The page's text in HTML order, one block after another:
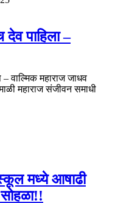
देव पाहिला –
– वाल्मिक महाराज जाधव
महाराज संजीवन समाधी
मध्ये आषाढी
सोहळा!!